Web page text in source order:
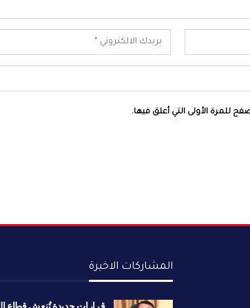
للمرة الأولى التي أعلق فيها.
المشاركات الاخيرة